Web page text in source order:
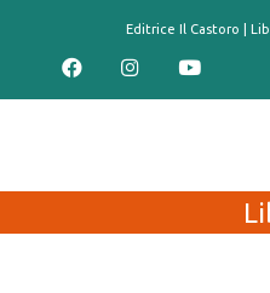
Editrice Il Castoro |